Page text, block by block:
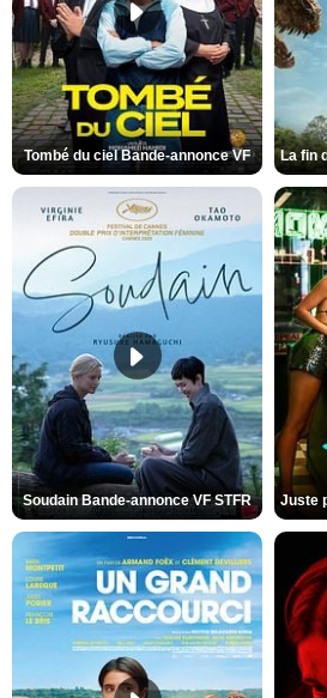
Tombé du ciel Bande-annonce VF
Soudain Bande-annonce VF STFR